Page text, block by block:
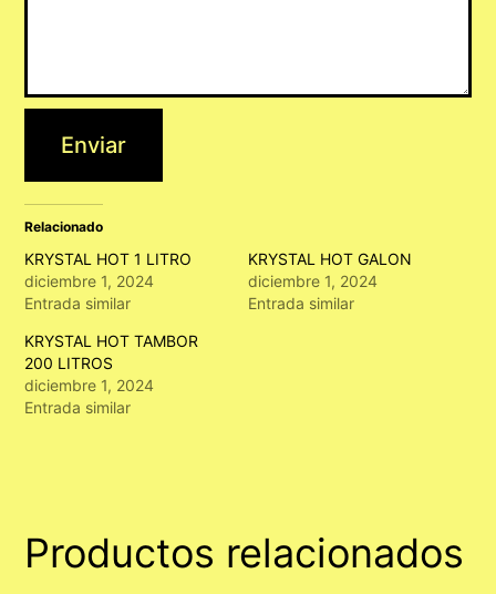
Enviar
Relacionado
KRYSTAL HOT 1 LITRO
diciembre 1, 2024
Entrada similar
KRYSTAL HOT GALON
diciembre 1, 2024
Entrada similar
KRYSTAL HOT TAMBOR
200 LITROS
diciembre 1, 2024
Entrada similar
Productos relacionados